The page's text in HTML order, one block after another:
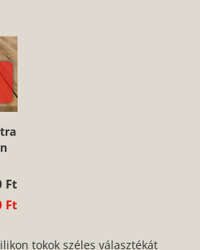
Ft
Ft
tokok széles választékát